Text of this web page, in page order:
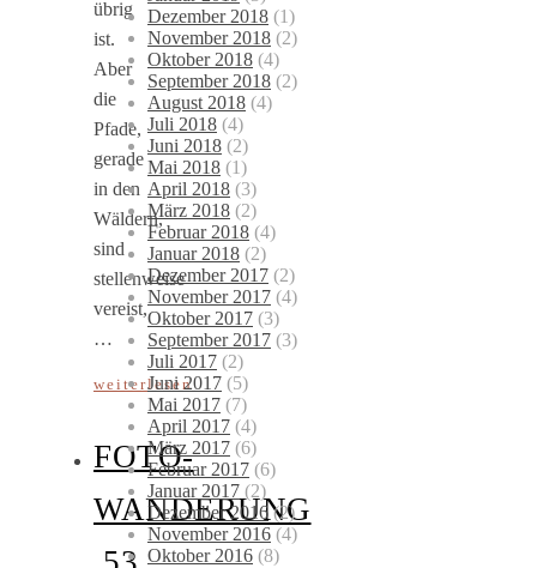
übrig
ist.
Aber
die
Pfade,
gerade
in den
Wäldern,
sind
stellenweise
vereist,
…
weiterlesen
FOTO-
WANDERUNG
Dezember 2018 (1)
November 2018 (2)
Oktober 2018 (4)
September 2018 (2)
August 2018 (4)
Juli 2018 (4)
Juni 2018 (2)
Mai 2018 (1)
April 2018 (3)
März 2018 (2)
Februar 2018 (4)
Januar 2018 (2)
Dezember 2017 (2)
November 2017 (4)
Oktober 2017 (3)
September 2017 (3)
Juli 2017 (2)
Juni 2017 (5)
Mai 2017 (7)
April 2017 (4)
März 2017 (6)
Februar 2017 (6)
Januar 2017 (2)
Dezember 2016(2)
November 2016 (4)
Oktober 2016 (8)